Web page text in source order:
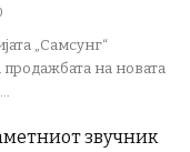
„Самсунг“
продажбата на новата
звучник